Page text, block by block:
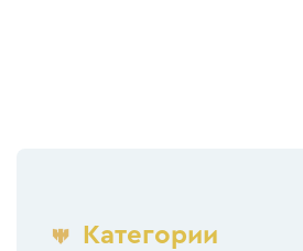
Категории